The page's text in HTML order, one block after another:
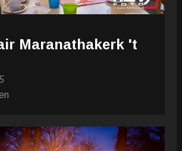
Maranathakerk 't